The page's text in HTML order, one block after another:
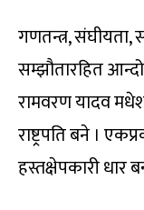
गणतन्त्र, संघीयता,
सम्झौतारहित
रामवरण यादव
राष्ट्रपति बने ।
हस्तक्षेपकारी धार